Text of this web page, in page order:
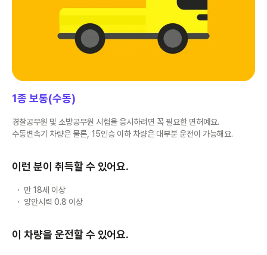
1종 보통(수동)
경찰공무원 및 소방공무원 시험을 응시하려면 꼭 필요한 면허예요.
수동변속기 차량은 물론, 15인승 이하 차량은 대부분 운전이 가능해요.
이런 분이 취득할 수 있어요.
만 18세 이상
양안시력 0.8 이상
이 차량을 운전할 수 있어요.